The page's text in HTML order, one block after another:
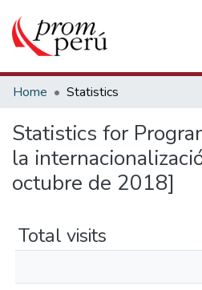
Communities & Collections
Estadísticas Externas
Home Statistics
Statistics for
la
octubre de 2018]
Total visits